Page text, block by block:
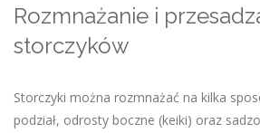
Rozmnażanie i
storczyków
Storczyki można rozmnażać na kilka
podział, odrosty boczne (keiki) oraz